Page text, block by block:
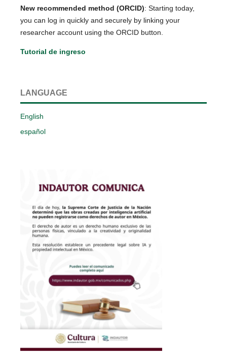
New recommended method (ORCID): Starting today,
you can log in quickly and securely by linking your
researcher account using the ORCID button.
Tutorial de ingreso
LANGUAGE
English
español